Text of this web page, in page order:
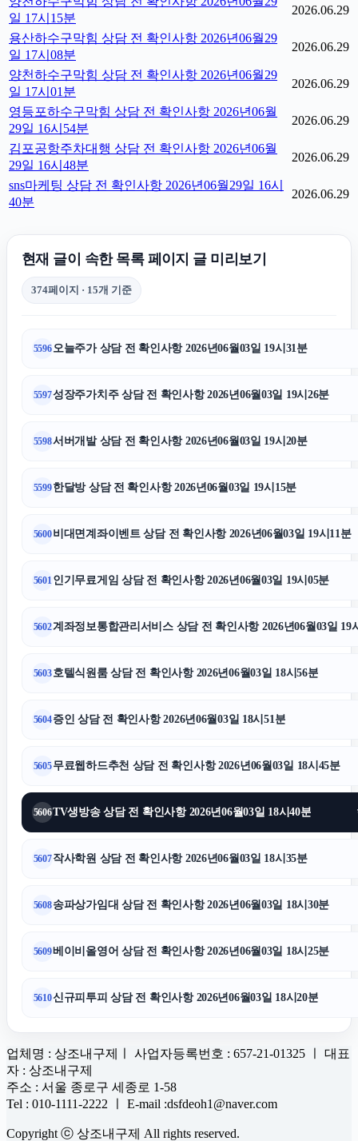
일 17시15분
2026.06.29
용산하수구막힘 상담 전 확인사항 2026년06월29
일 17시08분
2026.06.29
양천하수구막힘 상담 전 확인사항 2026년06월29
일 17시01분
2026.06.29
영등포하수구막힘 상담 전 확인사항 2026년06월
29일 16시54분
2026.06.29
김포공항주차대행 상담 전 확인사항 2026년06월
29일 16시48분
2026.06.29
sns마케팅 상담 전 확인사항 2026년06월29일 16시
40분
2026.06.29
현재 글이 속한 목록 페이지 글 미리보기
374페이지 · 15개 기준
5596오늘주가 상담 전 확인사항 2026년06월03일 19시31분
5597성장주가치주 상담 전 확인사항 2026년06월03일 19시26분
5598서버개발 상담 전 확인사항 2026년06월03일 19시20분
5599한달방 상담 전 확인사항 2026년06월03일 19시15분
5600비대면계좌이벤트 상담 전 확인사항 2026년06월03일 19시11분
5601 인기무료게임 상담 전 확인사항 2026년06월03일 19시05분
5602계좌정보통합관리서비스 상담 전 확인사항 2026년06월03일 19
5603호텔식원룸 상담 전 확인사항 2026년06월03일 18시56분
5604증인 상담 전 확인사항 2026년06월03일 18시51분
5605무료웹하드추천 상담 전 확인사항 2026년06월03일 18시45분
5606TV생방송 상담 전 확인사항 2026년06월03일 18시40분
5607작사학원 상담 전 확인사항 2026년06월03일 18시35분
5608송파상가임대 상담 전 확인사항 2026년06월03일 18시30분
5609베이비올영어 상담 전 확인사항 2026년06월03일 18시25분
5610신규피투피 상담 전 확인사항 2026년06월03일 18시20분
업체명 : 상조내구제ㅣ 사업자등록번호 : 657-21-01325 ㅣ 대표
자 : 상조내구제
주소 : 서울 종로구 세종로 1-58
Tel : 010-1111-2222 ㅣ E-mail :dsfdeoh1@naver.com
Copyright ⓒ 상조내구제 All rights reserved.